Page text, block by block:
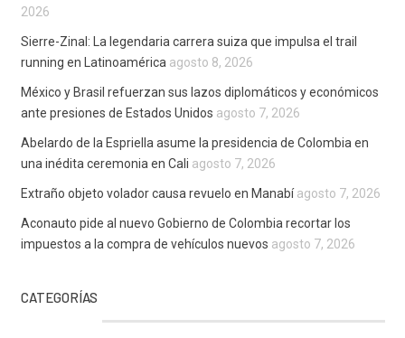
2026
Sierre-Zinal: La legendaria carrera suiza que impulsa el trail
running en Latinoamérica agosto 8, 2026
México y Brasil refuerzan sus lazos diplomáticos y económicos
ante presiones de Estados Unidos agosto 7, 2026
Abelardo de la Espriella asume la presidencia de Colombia en
una inédita ceremonia en Cali agosto 7, 2026
Extraño objeto volador causa revuelo en Manabí agosto 7, 2026
Aconauto pide al nuevo Gobierno de Colombia recortar los
impuestos a la compra de vehículos nuevos agosto 7, 2026
CATEGORÍAS